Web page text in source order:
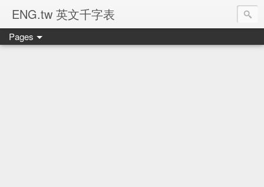
ENG.tw 英文千字表
Pages